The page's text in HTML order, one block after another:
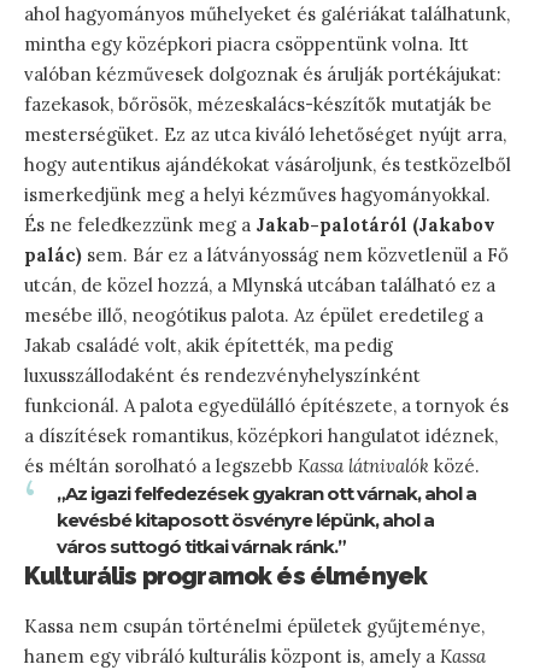
ahol hagyományos műhelyeket és galériákat találhatunk,
mintha egy középkori piacra csöppentünk volna. Itt
valóban kézművesek dolgoznak és árulják portékájukat:
fazekasok, bőrösök, mézeskalács-készítők mutatják be
mesterségüket. Ez az utca kiváló lehetőséget nyújt arra,
hogy autentikus ajándékokat vásároljunk, és testközelből
ismerkedjünk meg a helyi kézműves hagyományokkal.
És ne feledkezzünk meg a Jakab-palotáról (Jakabov
palác) sem. Bár ez a látványosság nem közvetlenül a Fő
utcán, de közel hozzá, a Mlynská utcában található ez a
mesébe illő, neogótikus palota. Az épület eredetileg a
Jakab családé volt, akik építették, ma pedig
luxusszállodaként és rendezvényhelyszínként
funkcionál. A palota egyedülálló építészete, a tornyok és
a díszítések romantikus, középkori hangulatot idéznek,
és méltán sorolható a legszebb Kassa látnivalók közé.
„Az igazi felfedezések gyakran ott várnak, ahol a
kevésbé kitaposott ösvényre lépünk, ahol a
város suttogó titkai várnak ránk.”
Kulturális programok és élmények
Kassa nem csupán történelmi épületek gyűjteménye,
hanem egy vibráló kulturális központ is, amely a Kassa